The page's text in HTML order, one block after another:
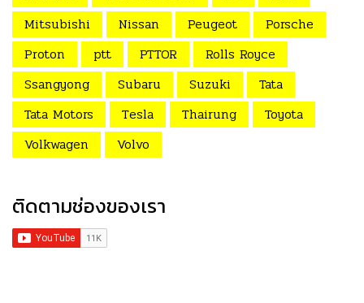
Mitsubishi
Nissan Peugeot
Porsche
Proton
ptt PTTOR
Rolls Royce
Ssangyong
Subaru Suzuki
Tata
Tata Motors
Tesla Thairung
Toyota
Volkwagen
Volvo
ติดตามช่องของเรา